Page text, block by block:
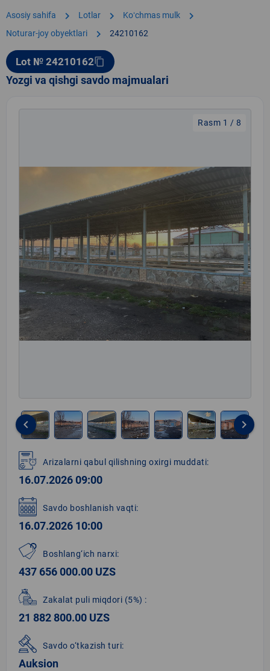
Asosiy sahifa chevron_right Lotlar chevron_right Koʻchmas mulk chevron_right
Noturar-joy obyektlari chevron_right 24210162
Lot № 24210162content_copy
Yozgi va qishgi savdo majmualari
Rasm 1 / 8
1
of
8
keyboard_arrow_left keyboard_arrow_right
Arizalarni qabul qilishning oxirgi muddati:
16.07.2026 09:00
Savdo boshlanish vaqti:
16.07.2026 10:00
Boshlang‘ich narxi:
437 656 000.00 UZS
Zakalat puli miqdori (5%) :
21 882 800.00 UZS
Savdo o‘tkazish turi:
Auksion